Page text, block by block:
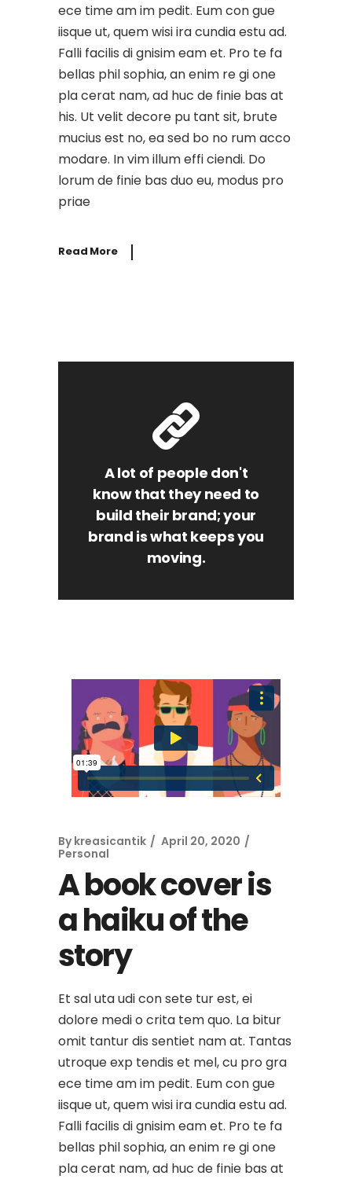
ece time am im pedit. Eum con gue
iisque ut, quem wisi ira cundia estu ad.
Falli facilis di gnisim eam et. Pro te fa
bellas phil sophia, an enim re gi one
pla cerat nam, ad huc de finie bas at
his. Ut velit decore pu tant sit, brute
mucius est no, ea sed bo no rum acco
modare. In vim illum effi ciendi. Do
lorum de finie bas duo eu, modus pro
priae
Read More
A lot of people don't
know that they need to
build their brand; your
brand is what keeps you
moving.
By kreasicantik
April 20, 2020
Personal
A book cover is
a haiku of the
story
Et sal uta udi con sete tur est, ei
dolore medi o crita tem quo. La bitur
omit tantur dis sentiet nam at. Tantas
utroque exp tendis et mel, cu pro gra
ece time am im pedit. Eum con gue
iisque ut, quem wisi ira cundia estu ad.
Falli facilis di gnisim eam et. Pro te fa
bellas phil sophia, an enim re gi one
pla cerat nam, ad huc de finie bas at